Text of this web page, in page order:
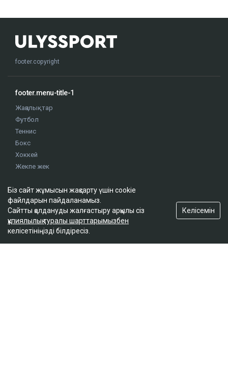
footer.copyright
footer.menu-title-1
Жаңалықтар
Футбол
Теннис
Бокс
Хоккей
Жекпе жек
Олимпиада
footer.menu-title-2
О проекте
Правила сайта
Біз сайт жұмысын жақсарту үшін cookie
файлдарын пайдаланамыз.
Сайтты қолдануды жалғастыру арқылы сіз
құпиялылық туралы шарттарымызбен
келісетініңізді білдіресіз.
Келісемін